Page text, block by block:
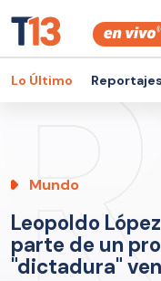
Lo Último
Mundo
Leopoldo
parte de un
"dictadura"